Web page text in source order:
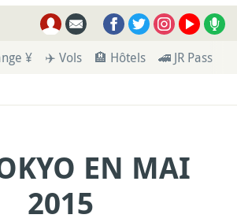
¥ ✈️ Vols 🏨 Hôtels 🚄 JR Pass
EN MAI
2015